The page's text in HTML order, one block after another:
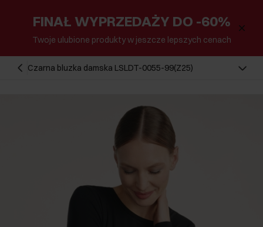
FINAŁ WYPRZEDAŻY DO -60%
Twoje ulubione produkty w jeszcze lepszych cenach
Czarna bluzka damska LSLDT-0055-99(Z25)